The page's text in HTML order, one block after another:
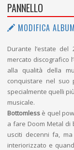
PANNELLO
MODIFICA ALBUM
Durante l’estate
mercato discografico
alla qualità della
conquistare nel suo
specialmente quelli
musicale.
Bottomless è quel
a fare Doom Metal di
usciti decenni fa,
interiorizzato e